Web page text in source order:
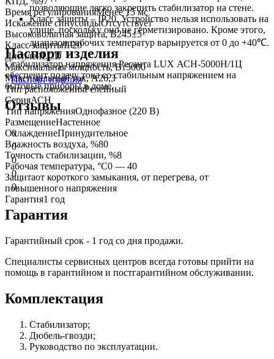
позволяющие легко закрепить стабилизатор на стене.
Класс защиты – IP20. Устройство нельзя использовать на
улице, поскольку оно не герметизировано. Кроме этого,
диапазон рабочих температур варьируется от 0 до +40℃.
Стабилизатор напряжения Ресанта LUX АСН-5000Н/1Ц
обеспечит подачу тока со стабильным напряжением на
бытовые приборы в доме.
Время регулированияМенее 15 мс
Искажение синусоидыОтсутствует
Высоковольтная защита, В245±5
Класс защитыIP20
ДисплейLCD
Максимальная мощность, Вт5000
Максимальный ток, А26,3
Тип расположенияРелейный
СерияАСН
Тип напряженияОднофазное (220 В)
РазмещениеНастенное
ОхлаждениеПринудительное
Влажность воздуха, %80
Точность стабилизации, %8
Рабочая температура, °C0 — 40
Защитаот короткого замыкания, от перегрева, от
повышенного напряжения
Гарантия1 год
Паспорт изделия
Паспорт изделия
Отзывы
0
0
0
0
0
Гарантия
Гарантийный срок - 1 год со дня продажи.
Специалисты сервисных центров всегда готовы прийти на
помощь в гарантийном и постгарантийном обслуживании.
Комплектация
Стабилизатор;
Дюбель-гвозди;
Руководство по эксплуатации.